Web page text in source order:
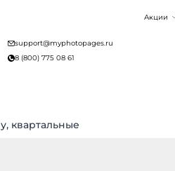
Акции
support@myphotopages.ru
8 (800) 775 08 61
квартальные